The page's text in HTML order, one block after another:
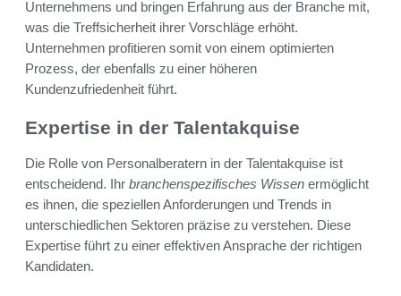
Unternehmens und bringen Erfahrung aus der Branche mit,
was die Treffsicherheit ihrer Vorschläge erhöht.
Unternehmen profitieren somit von einem optimierten
Prozess, der ebenfalls zu einer höheren
Kundenzufriedenheit führt.
Expertise in der Talentakquise
Die Rolle von Personalberatern in der Talentakquise ist
entscheidend. Ihr branchenspezifisches Wissen ermöglicht
es ihnen, die speziellen Anforderungen und Trends in
unterschiedlichen Sektoren präzise zu verstehen. Diese
Expertise führt zu einer effektiven Ansprache der richtigen
Kandidaten.